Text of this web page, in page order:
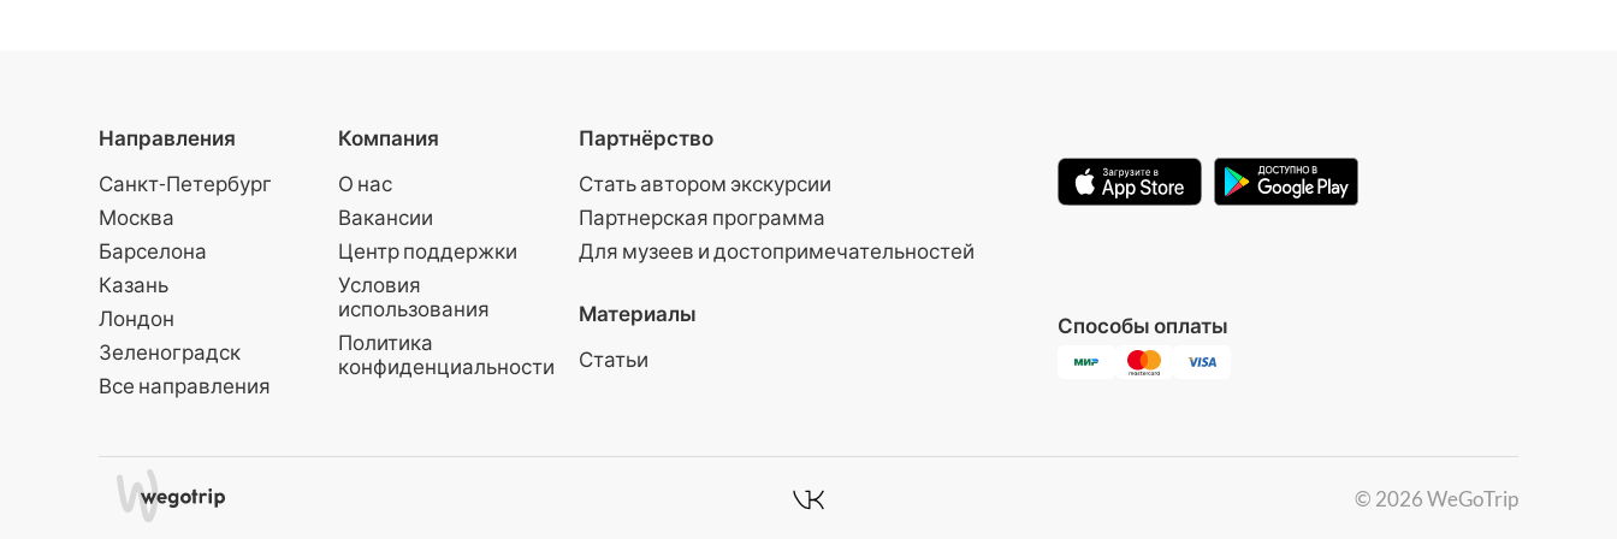
Направления
Санкт-Петербург
Москва
Барселона
Казань
Лондон
Зеленоградск
Все направления
Компания
О нас
Вакансии
Центр поддержки
Условия
использования
Политика
конфиденциальности
Партнёрство
Стать автором экскурсии
Партнерская программа
Для музеев и достопримечательностей
Материалы
Статьи
Способы оплаты
© 2026WeGoTrip